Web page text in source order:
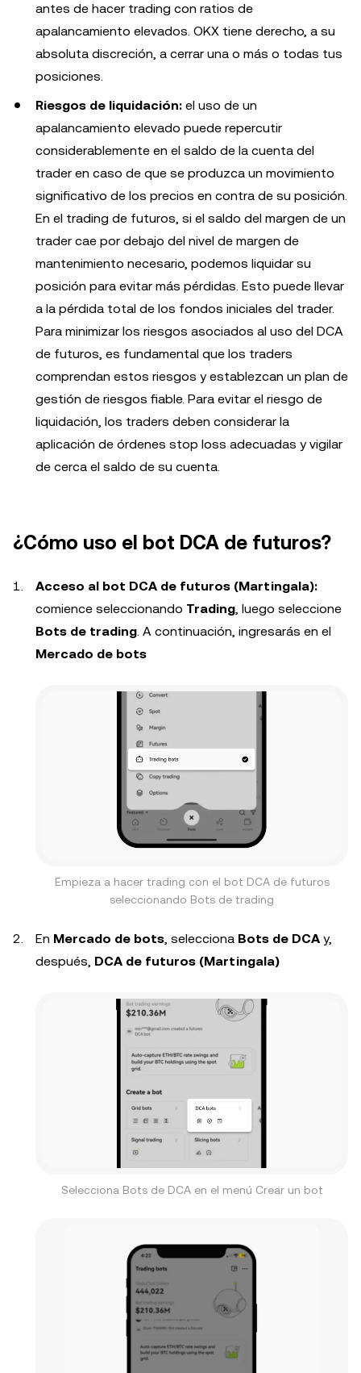
antes de hacer trading con ratios de
apalancamiento elevados. OKX tiene derecho, a su
absoluta discreción, a cerrar una o más o todas tus
posiciones.
Riesgos de liquidación: el uso de un
apalancamiento elevado puede repercutir
considerablemente en el saldo de la cuenta del
trader en caso de que se produzca un movimiento
significativo de los precios en contra de su posición.
En el trading de futuros, si el saldo del margen de un
trader cae por debajo del nivel de margen de
mantenimiento necesario, podemos liquidar su
posición para evitar más pérdidas. Esto puede llevar
a la pérdida total de los fondos iniciales del trader.
Para minimizar los riesgos asociados al uso del DCA
de futuros, es fundamental que los traders
comprendan estos riesgos y establezcan un plan de
gestión de riesgos fiable. Para evitar el riesgo de
liquidación, los traders deben considerar la
aplicación de órdenes stop loss adecuadas y vigilar
de cerca el saldo de su cuenta.
¿Cómo uso el bot DCA de futuros?
Acceso al bot DCA de futuros (Martingala):
comience seleccionando Trading, luego seleccione
Bots de trading. A continuación, ingresarás en el
Mercado de bots
Empieza a hacer trading con el bot DCA de futuros
seleccionando Bots de trading
En Mercado de bots, selecciona Bots de DCA y,
después, DCA de futuros (Martingala)
Selecciona Bots de DCA en el menú Crear un bot